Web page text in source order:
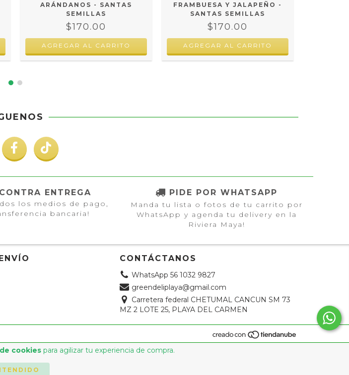
cookiespara agilizar tu experiencia de compra.
ARÁNDANOS - SANTAS
SEMILLAS
$170.00
FRAMBUESA Y JALAPEÑO -
SANTAS SEMILLAS
$170.00
ENTREGA
los medios de pago,
bancaria!
PIDE POR WHATSAPP
Manda tu lista o fotos de tu carrito por
WhatsApp y agenda tu delivery en la
Riviera Maya!
CONTÁCTANOS
WhatsApp 56 1032 9827
greendeliplaya@gmail.com
Carretera federal CHETUMAL CANCUN SM 73
MZ 2 LOTE 25, PLAYA DEL CARMEN